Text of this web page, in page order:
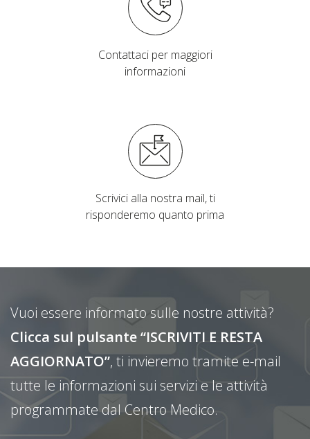
Contattaci per maggiori
informazioni
Scrivici alla nostra mail, ti
risponderemo quanto prima
Vuoi essere informato sulle nostre attività?
Clicca sul pulsante “ISCRIVITI E RESTA
AGGIORNATO”, ti invieremo tramite e-mail
tutte le informazioni sui servizi e le attività
programmate dal Centro Medico.